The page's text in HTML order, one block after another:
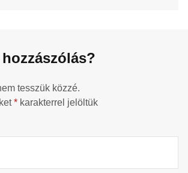
tesszük közzé.
* karakterrel jelöltük